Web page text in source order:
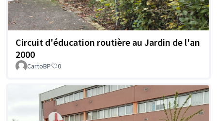
Circuit d'éducation routière au Jardin de l'an
2000
CartoBP 0